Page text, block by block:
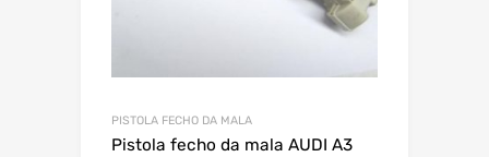
PISTOLA FECHO DA MALA
Pistola fecho da mala AUDI A3